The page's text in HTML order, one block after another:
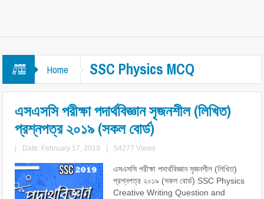
Home SSC Physics MCQ
এসএসসি পরীক্ষা পদার্থবিজ্ঞান সৃজনশীল (লিখিত)
প্রশ্নপত্র ২০১৯ (সকল বোর্ড)
Date: February 17, 2019 54277 Views
এসএসসি পরীক্ষা পদার্থবিজ্ঞান সৃজনশীল (লিখিত)
প্রশ্নপত্র ২০১৯ (সকল বোর্ড) SSC Physics
Creative Writing Question and